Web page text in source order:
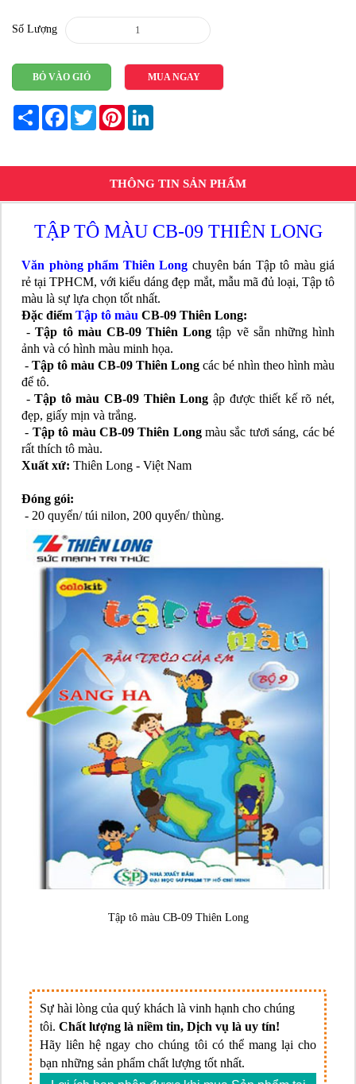
Số Lượng
BỎ VÀO GIỎ MUA NGAY
Share FacebookTwitterPinterest
THÔNG TIN SẢN PHẨM
TẬP TÔ MÀU CB-09 THIÊN LONG
Văn phòng phẩm Thiên Long chuyên bán Tập tô màu giá
rẻ tại TPHCM, với kiểu dáng đẹp mắt, mẫu mã đủ loại, Tập tô
màu là sự lựa chọn tốt nhất.
Đặc điểm Tập tô màu CB-09 Thiên Long:
-Tập tô màu CB-09 Thiên Long tập vẽ sẵn những hình
ảnh và có hình màu minh họa.
- Tập tô màu CB-09 Thiên Long các bé nhìn theo hình màu
để tô.
-Tập tô màu CB-09 Thiên Long ập được thiết kế rõ nét,
đẹp, giấy mịn và trắng.
- Tập tô màu CB-09 Thiên Longmàu sắc tươi sáng, các bé
rất thích tô màu.
Xuất xứ: Thiên Long - Việt Nam
Đóng gói:
- 20 quyển/ túi nilon, 200 quyển/ thùng.
Tập tô màu CB-09 Thiên Long
Sự hài lòng của quý khách là vinh hạnh cho chúng
tôi. Chất lượng là niềm tin, Dịch vụ là uy tín!
Hãy liên hệ ngay cho chúng tôi có thể mang lại cho
bạn những sản phẩm chất lượng tốt nhất.